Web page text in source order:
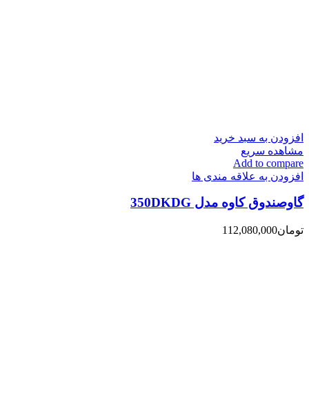
افزودن به سبد خرید
مشاهده سریع
Add to compare
افزودن به علاقه مندی ها
گاوصندوق کاوه مدل 350DKDG
تومان112,080,000